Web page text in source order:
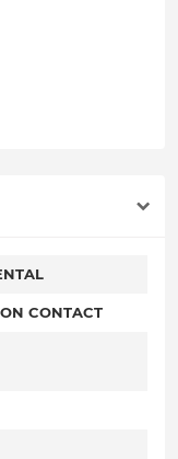
CONTACT